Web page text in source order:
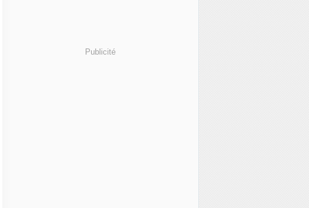
Publicité